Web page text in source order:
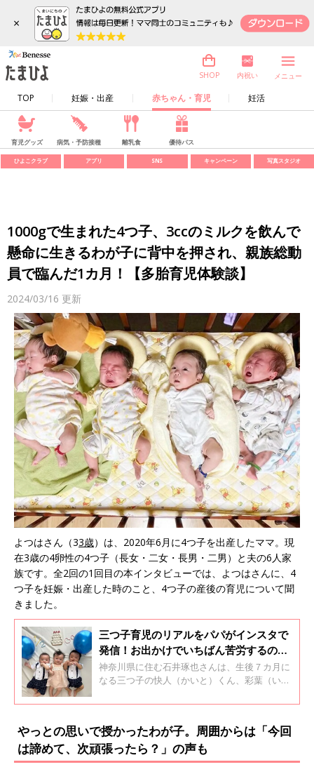
×
TOP 妊娠・出産 赤ちゃん・育児 妊活
SHOP 内祝い メニュー
育児グッズ 病気・予防接種 離乳食 優待パス
ひよこクラブ アプリ SNS キャンペーン 写真スタジオ
1000gで生まれた4つ子、3ccのミルクを飲んで
懸命に生きるわが子に背中を押され、親族総動
員で臨んだ1カ月！【多胎育児体験談】
2024/03/16 更新
よつはさん（33歳）は、2020年6月に4つ子を出産したママ。現
在3歳の4卵性の4つ子（長女・二女・長男・二男）と夫の6人家
族です。全2回の1回目の本インタビューでは、よつはさんに、4
つ子を妊娠・出産した時のこと、4つ子の産後の育児について聞
きました。
三つ子育児のリアルをパパがインスタで
発信！お出かけでいちばん苦労するのは
エレベーター渋滞【体験談】
神奈川県に住む石井琢也さんは、生後７カ月に
なる三つ子の快人（かいと）くん、彩葉（いろ
三つ子は生まれてすぐにNICUに１カ月ほど入
間の育休を取り、妻の真理奈さんと二人三脚で
の子育てをスタートしました。三つ子の子育て
を通して感じたことについて、琢也さんに話を
やっとの思いで授かったわが子。周囲からは「今回
は諦めて、次頑張ったら？」の声も